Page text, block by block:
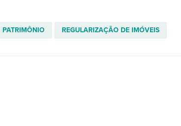
PATRIMÔNIO REGULARIZAÇÃO DE IMÓVEIS